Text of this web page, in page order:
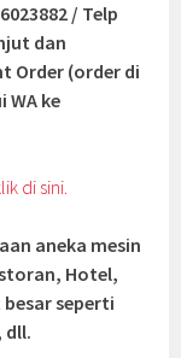
/ Telp
dan
Order (order di
WA ke
di sini.
aneka mesin
Hotel,
seperti
dll.